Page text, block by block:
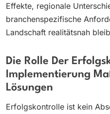
Effekte, regionale
branchenspezifische
Landschaft realitätsnah
Die Rolle Der
Implementierung
Lösungen
Erfolgskontrolle ist kein